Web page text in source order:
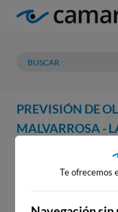
PREVISIÓN DE
MALVARROSA -
Te ofrecemos